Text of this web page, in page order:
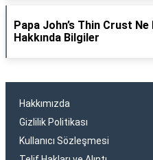
Papa John’s Thin Crust
Hakkında Bilgiler
Hakkımızda
Gizlilik Politikası
Kullanıcı Sözleşmesi